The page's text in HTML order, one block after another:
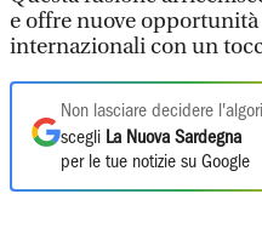
e offre nuove
internazionali con un
Non lasciare decidere
scegli La Nuova Sardegna
per le tue notizie su Google